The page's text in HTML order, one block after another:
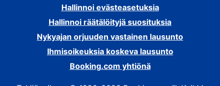
Hallinnoi evästeasetuksia
Hallinnoi räätälöityjä suosituksia
Nykyajan orjuuden vastainen lausunto
Ihmisoikeuksia koskeva lausunto
Booking.com yhtiönä